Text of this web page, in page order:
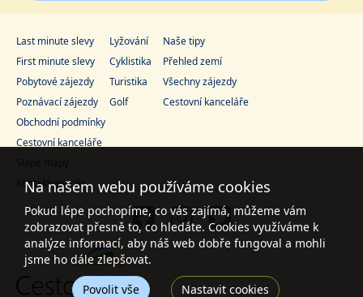
Last minute slevy
First minute slevy
Pobytové zájezdy
Poznávací zájezdy
Lyžování
Cyklistika
Turistika
Golf
Naše tipy
Přehled zemí
Všechny zájezdy
Cestovní kanceláře
Obchodní podmínky
Cestovní kanceláře
Slepé mapy
Kontaktujte nás
Na našem webu používáme cookies
Pokud lépe pochopíme, co vás zajímá, můžeme vám
zobrazovat přesně to, co hledáte. Cookies využíváme k
analýze informací, aby náš web dobře fungoval a mohli
jsme ho dále zlepšovat.
Povolit vše
Nastavit cookies